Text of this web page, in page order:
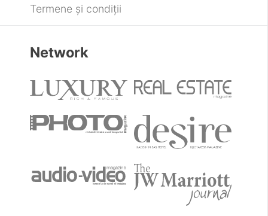
Termene și condiții
Network